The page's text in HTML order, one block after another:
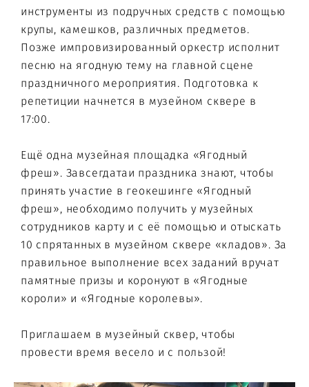
инструменты из подручных средств с помощью
крупы, камешков, различных предметов.
Позже импровизированный оркестр исполнит
песню на ягодную тему на главной сцене
праздничного мероприятия. Подготовка к
репетиции начнется в музейном сквере в
17:00.
Ещё одна музейная площадка «Ягодный
фреш». Завсегдатаи праздника знают, чтобы
принять участие в геокешинге «Ягодный
фреш», необходимо получить у музейных
сотрудников карту и с её помощью и отыскать
10 спрятанных в музейном сквере «кладов». За
правильное выполнение всех заданий вручат
памятные призы и коронуют в «Ягодные
короли» и «Ягодные королевы».
Приглашаем в музейный сквер, чтобы
провести время весело и с пользой!